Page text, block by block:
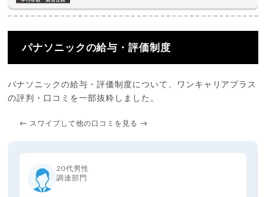
パナソニックの給与・評価制度
パナソニックの給与・評価制度について、ワンキャリアプラス
の評判・口コミを一部抜粋しました。
← スワイプして他の口コミを見る →
20代男性
調達部門